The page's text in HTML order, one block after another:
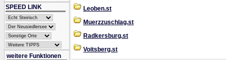
SPEED LINK
weitere Funktionen
Leoben.st
Muerzzuschlag.st
Radkersburg.st
Voitsberg.st